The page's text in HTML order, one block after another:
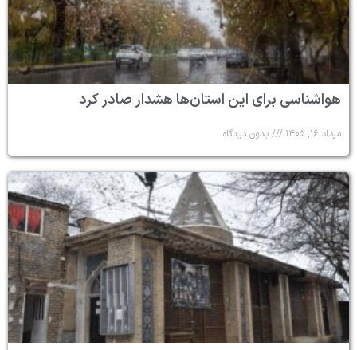
هواشناسی برای این استان‌ها هشدار صادر کرد
مرداد ۱۶, ۱۴۰۵ بدون دیدگاه